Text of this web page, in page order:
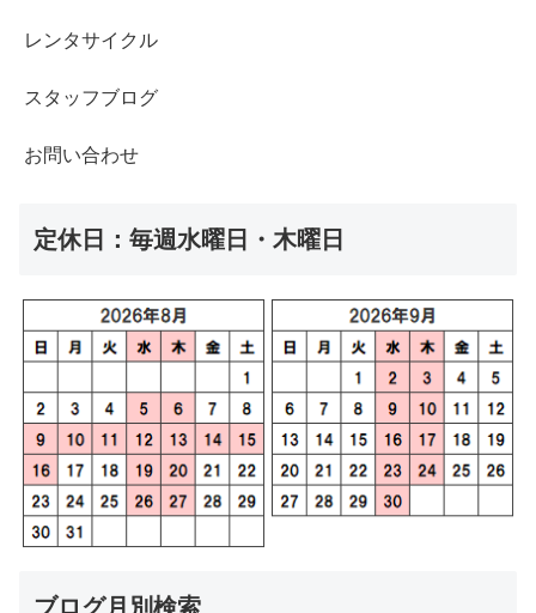
レンタサイクル
スタッフブログ
お問い合わせ
定休日：毎週水曜日・木曜日
ブログ月別検索